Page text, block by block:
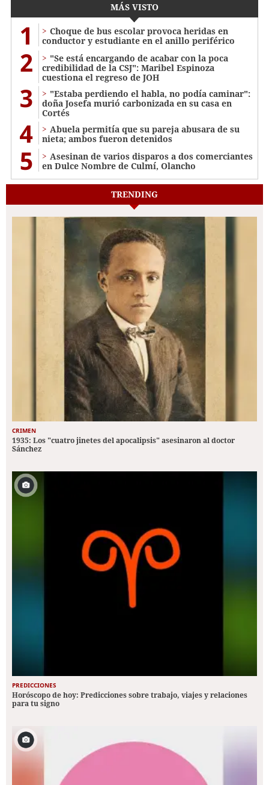
MÁS VISTO
1
Choque de bus escolar provoca heridas en
conductor y estudiante en el anillo periférico
2
"Se está encargando de acabar con la poca
credibilidad de la CSJ": Maribel Espinoza
cuestiona el regreso de JOH
3
"Estaba perdiendo el habla, no podía caminar":
doña Josefa murió carbonizada en su casa en
Cortés
4
Abuela permitía que su pareja abusara de su
nieta; ambos fueron detenidos
5
Asesinan de varios disparos a dos comerciantes
en Dulce Nombre de Culmí, Olancho
TRENDING
CRIMEN
1935: Los "cuatro jinetes del apocalipsis" asesinaron al doctor
Sánchez
PREDICCIONES
Horóscopo de hoy: Predicciones sobre trabajo, viajes y relaciones
para tu signo